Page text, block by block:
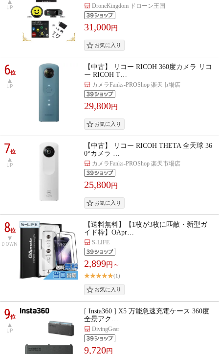
UP DroneKingdom ドローン王国
31,000円
6位
UP
【中古】 リコー RICOH 360度カメラ リコ
ー RICOH T…
カメラFanks-PROShop 楽天市場店
29,800円
7位
UP
【中古】 リコー RICOH THETA 全天球 36
0°カメラ …
カメラFanks-PROShop 楽天市場店
25,800円
8位
DOWN
【送料無料】【1枚が3枚に匹敵・新型ガ
イド枠】OApr…
S-LIFE
2,899円～
(1)
9位
UP
[ Insta360 ] X5 万能急速充電ケース 360度
全景アク…
DivingGear
9,720円